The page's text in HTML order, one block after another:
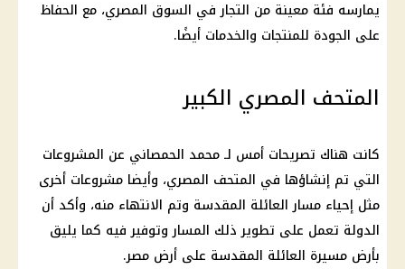
يمارسه فئة معينة من التجار في السوق المصري، مع الحفاظ
على الجودة للمنتجات والخدمات أيضًا.
المتحف المصري الكبير
كانت هناك تصريحات أمس لـ محمد الحمصاني عن المشروعات
التي تم إنشاؤها في المتحف المصري، وأيضا مشروعات أخرى
مثل إحياء مسار العائلة المقدسة وتم الانتهاء منه، وأكد أن
الدولة تعمل على تطوير ذلك المسار وتوفير فيه كما يليق
بأرض مسيرة العائلة المقدسة على أرض مصر.